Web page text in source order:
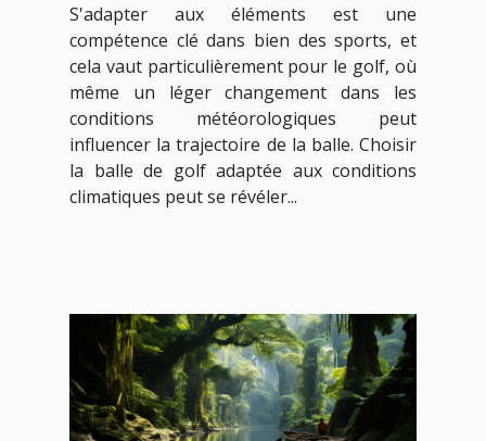
conditions
météorologiques
S'adapter aux éléments est une
compétence clé dans bien des sports, et
cela vaut particulièrement pour le golf, où
même un léger changement dans les
conditions météorologiques peut
influencer la trajectoire de la balle. Choisir
la balle de golf adaptée aux conditions
climatiques peut se révéler...